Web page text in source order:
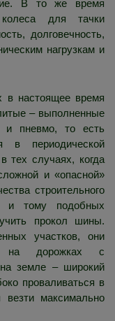
В то же время
колеса для тачки
долговечность,
нагрузкам и
в настоящее время
– выполненные
пневмо, то есть
периодической
тех случаях, когда
и «опасной»
строительного
и тому подобных
прокол шины.
участков, они
на дорожках с
земле – широкий
проваливаться в
везти максимально